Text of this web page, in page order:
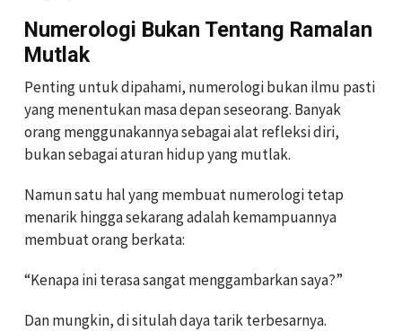
Numerologi Bukan Tentang Ramalan
Mutlak
Penting untuk dipahami, numerologi bukan ilmu pasti
yang menentukan masa depan seseorang. Banyak
orang menggunakannya sebagai alat refleksi diri,
bukan sebagai aturan hidup yang mutlak.
Namun satu hal yang membuat numerologi tetap
menarik hingga sekarang adalah kemampuannya
membuat orang berkata:
“Kenapa ini terasa sangat menggambarkan saya?”
Dan mungkin, di situlah daya tarik terbesarnya.